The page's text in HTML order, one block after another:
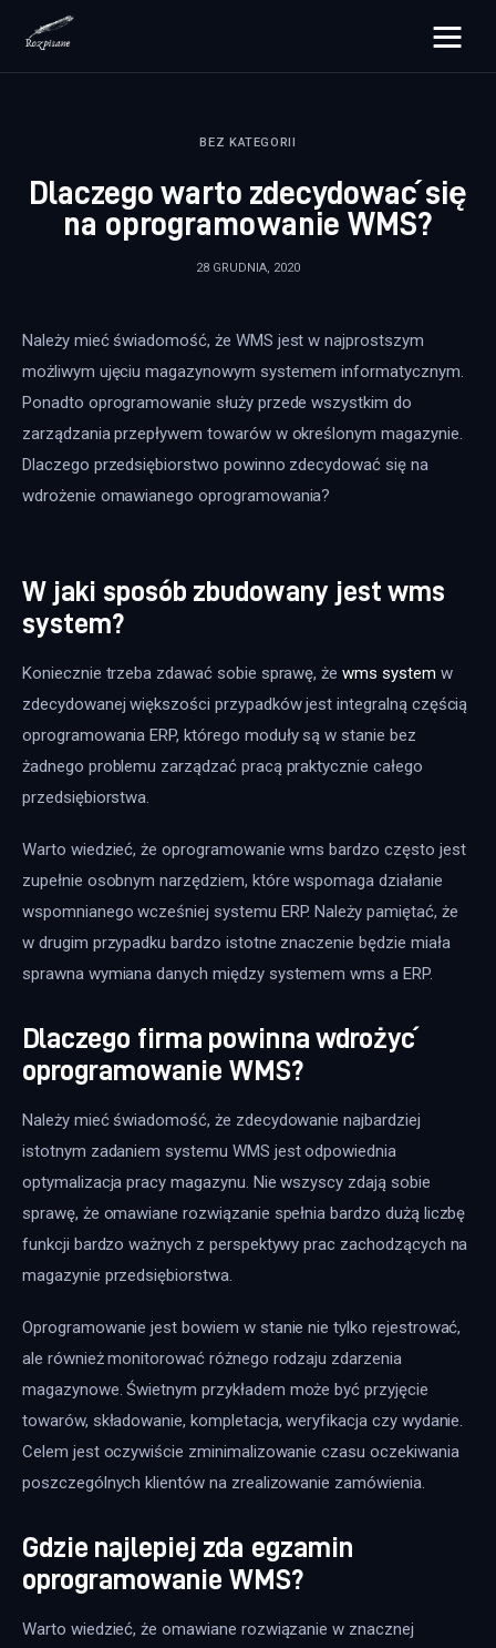
rozpisane.pl
Zdrowie
Więcej
BEZ KATEGORII
Dlaczego warto zdecydować się
na oprogramowanie WMS?
28 GRUDNIA, 2020
Należy mieć świadomość, że WMS jest w najprostszym
możliwym ujęciu magazynowym systemem informatycznym.
Ponadto oprogramowanie służy przede wszystkim do
zarządzania przepływem towarów w określonym magazynie.
Dlaczego przedsiębiorstwo powinno zdecydować się na
wdrożenie omawianego oprogramowania?
W jaki sposób zbudowany jest wms
system?
Koniecznie trzeba zdawać sobie sprawę, że wms system w
zdecydowanej większości przypadków jest integralną częścią
oprogramowania ERP, którego moduły są w stanie bez
żadnego problemu zarządzać pracą praktycznie całego
przedsiębiorstwa.
Warto wiedzieć, że oprogramowanie wms bardzo często jest
zupełnie osobnym narzędziem, które wspomaga działanie
wspomnianego wcześniej systemu ERP. Należy pamiętać, że
w drugim przypadku bardzo istotne znaczenie będzie miała
sprawna wymiana danych między systemem wms a ERP.
Dlaczego firma powinna wdrożyć
oprogramowanie WMS?
Należy mieć świadomość, że zdecydowanie najbardziej
istotnym zadaniem systemu WMS jest odpowiednia
optymalizacja pracy magazynu. Nie wszyscy zdają sobie
sprawę, że omawiane rozwiązanie spełnia bardzo dużą liczbę
funkcji bardzo ważnych z perspektywy prac zachodzących na
magazynie przedsiębiorstwa.
Oprogramowanie jest bowiem w stanie nie tylko rejestrować,
ale również monitorować różnego rodzaju zdarzenia
magazynowe. Świetnym przykładem może być przyjęcie
towarów, składowanie, kompletacja, weryfikacja czy wydanie.
Celem jest oczywiście zminimalizowanie czasu oczekiwania
poszczególnych klientów na zrealizowanie zamówienia.
Gdzie najlepiej zda egzamin
oprogramowanie WMS?
Warto wiedzieć, że omawiane rozwiązanie w znacznej